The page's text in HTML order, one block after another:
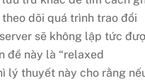
dõi quá trình trao đổi
sẽ không lập tức
đề này là “relaxed
lý thuyết này cho rằng